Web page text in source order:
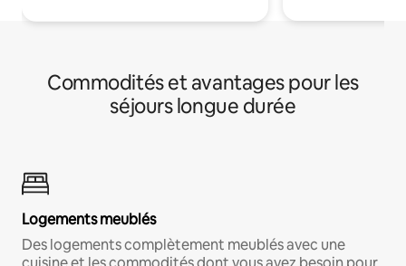
Commodités et avantages pour les
séjours longue durée
Logements meublés
Des logements complètement meublés avec une